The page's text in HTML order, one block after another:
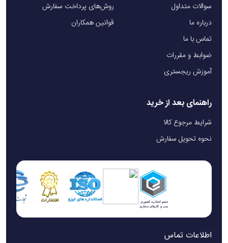
سوالات متداول
درباره ما
تماس با ما
ضوابط و مقررات
آموزش ریجستری
روش‌های پرداخت سفارش
قوانین همکاران
راهنمای بعد از خرید
شرایط مرجوع کالا
نحوه تحویل سفارش
اطلاعات تماس